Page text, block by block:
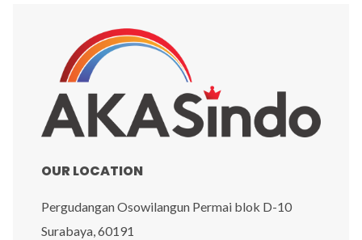
OUR LOCATION
Pergudangan Osowilangun Permai blok D-10
Surabaya, 60191